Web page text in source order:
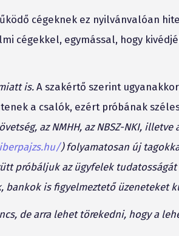
cégeknek ez nyilvánvalóan
cégekkel, egymással, hogy
is.A szakértő szerint
a csalók, ezért próbának
az NMHH, az NBSZ-NKI, illetve
) folyamatosan új
próbáljuk az ügyfelek
bankok is figyelmeztető üzeneteket
de arra lehet törekedni, hogy a